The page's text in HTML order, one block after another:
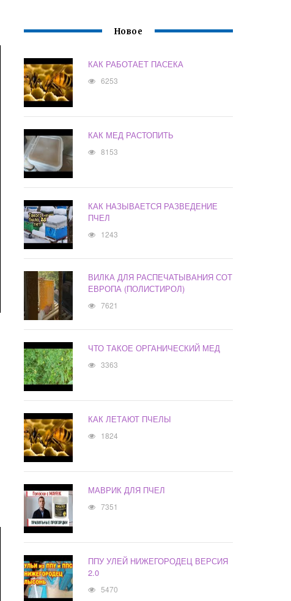
Новое
КАК РАБОТАЕТ ПАСЕКА
6253
КАК МЕД РАСТОПИТЬ
8153
КАК НАЗЫВАЕТСЯ РАЗВЕДЕНИЕ
ПЧЕЛ
1243
ВИЛКА ДЛЯ РАСПЕЧАТЫВАНИЯ СОТ
ЕВРОПА (ПОЛИСТИРОЛ)
7621
ЧТО ТАКОЕ ОРГАНИЧЕСКИЙ МЕД
3363
КАК ЛЕТАЮТ ПЧЕЛЫ
1824
МАВРИК ДЛЯ ПЧЕЛ
7351
ППУ УЛЕЙ НИЖЕГОРОДЕЦ ВЕРСИЯ
2.0
5470